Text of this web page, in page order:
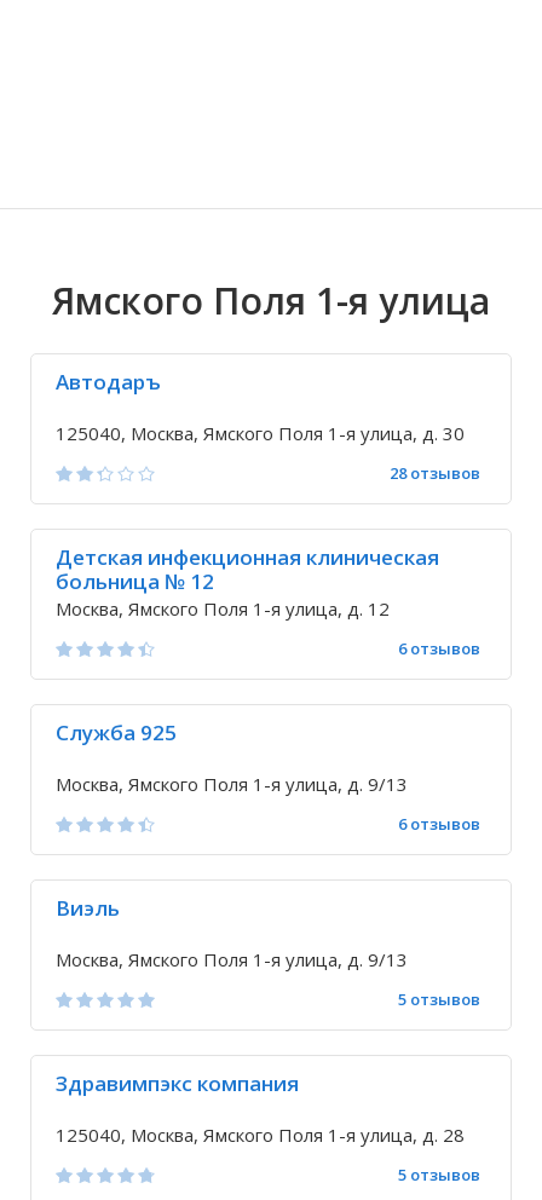
Ямского Поля 1-я улица
Автодаръ
125040, Москва, Ямского Поля 1-я улица, д. 30
28 отзывов
Детская инфекционная клиническая
больница № 12
Москва, Ямского Поля 1-я улица, д. 12
6 отзывов
Служба 925
Москва, Ямского Поля 1-я улица, д. 9/13
6 отзывов
Виэль
Москва, Ямского Поля 1-я улица, д. 9/13
5 отзывов
Здравимпэкс компания
125040, Москва, Ямского Поля 1-я улица, д. 28
5 отзывов